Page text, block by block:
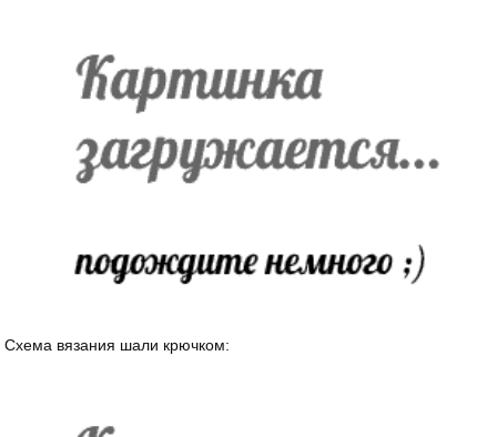
Схема вязания шали крючком: